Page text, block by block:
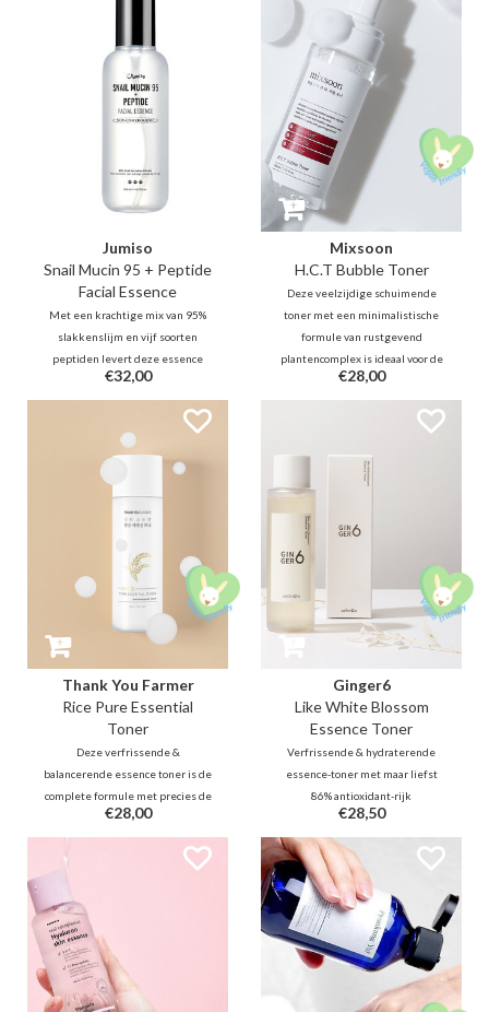
textuur voor een mooie jeugdige
gloed.
verfijnt de textuur voor een zacht,
gebalanceerd en veerkrachtig
resultaat.
Jumiso
Snail Mucin 95 + Peptide
Facial Essence
Met een krachtige mix van 95%
slakkenslijm en vijf soorten
peptiden levert deze essence
een lichte textuur die de
huidbarrière versterkt voor de
vochtarme en gevoelige huid.
€32,00
Mixsoon
H.C.T Bubble Toner
Deze veelzijdige schuimende
toner met een minimalistische
formule van rustgevend
plantencomplex is ideaal voor de
zeer gevoelige en droge huid
met (acne)irritaties om roodheid
en jeuk te verminderen en
hydratatie te zorgen.
€28,00
Thank You Farmer
Rice Pure Essential
Toner
Deze verfrissende &
balancerende essence toner is de
complete formule met precies de
juiste hoeveelheid rijst,
afkomstig van lokale boeren op
het schone Gyodong-eiland.
verhelderende Niacinamide,
Lotus & kalmerende Centella.
€28,00
Ginger6
Like White Blossom
Essence Toner
Verfrissende & hydraterende
essence-toner met maar liefst
86% antioxidant-rijk
gemberwater met
ontstekingsremmende
eigenschappen, peptide-11 en
niacinamide helpen de huid te
voeden, te kalmeren, de textuur
te egaliseren en een doffe teint
op te fleuren.
€28,50